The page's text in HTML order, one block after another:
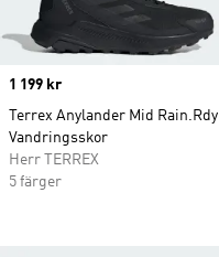
Price
1 199 kr
Terrex Anylander Mid Rain.Rdy
Vandringsskor
Herr TERREX
5 färger